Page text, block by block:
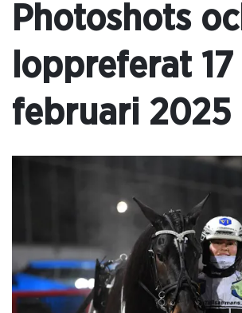
Photoshots
loppreferat 17
februari 2025